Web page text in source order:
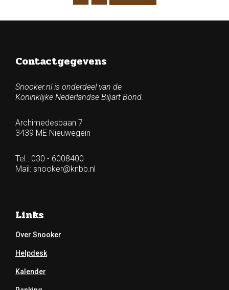
Contactgegevens
Snooker.nl is onderdeel van de
Koninklijke Nederlandse Biljart Bond.
Archimedesbaan 7
3439 ME Nieuwegein
Tel.: 030 - 6008400
Mail: snooker@knbb.nl
Links
Over Snooker
Helpdesk
Kalender